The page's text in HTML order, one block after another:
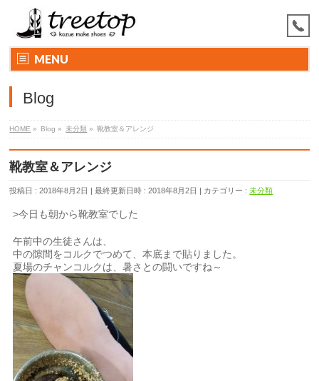
MENU
Blog
HOME » Blog » 未分類 » 靴教室＆アレンジ
靴教室＆アレンジ
投稿日 : 2018年8月2日 最終更新日時 : 2018年8月2日 カテゴリー :未分類
>今日も朝から靴教室でした
午前中の生徒さんは、
中の隙間をコルクでつめて、本底まで貼りました。
夏場のチャンコルクは、暑さとの闘いですね～